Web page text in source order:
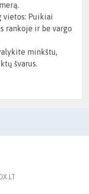
vietos: Puikiai
rankoje ir be vargo
minkštu,
švarus.